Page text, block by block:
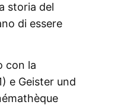
storia del
di essere
con la
e Geister und